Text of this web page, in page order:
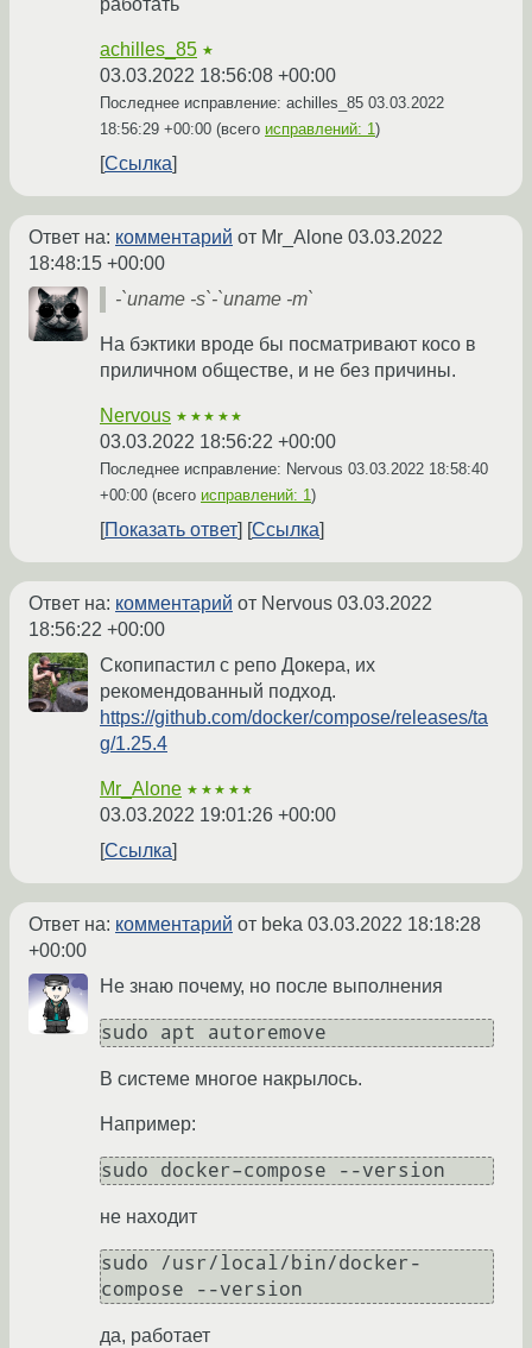
работать
achilles_85 ★
03.03.2022 18:56:08 +00:00
Последнее исправление: achilles_85 03.03.2022
18:56:29 +00:00 (всего исправлений: 1)
Ссылка
Ответ на: комментарий от Mr_Alone 03.03.2022
18:48:15 +00:00
-`uname -s`-`uname -m`
На бэктики вроде бы посматривают косо в
приличном обществе, и не без причины.
Nervous ★★★★★
03.03.2022 18:56:22 +00:00
Последнее исправление: Nervous 03.03.2022 18:58:40
+00:00 (всего исправлений: 1)
Показать ответ Ссылка
Ответ на: комментарий от Nervous 03.03.2022
18:56:22 +00:00
Скопипастил с репо Докера, их
рекомендованный подход.
https://github.com/docker/compose/releases/ta
g/1.25.4
Mr_Alone ★★★★★
03.03.2022 19:01:26 +00:00
Ссылка
Ответ на: комментарий от beka 03.03.2022 18:18:28
+00:00
Не знаю почему, но после выполнения
В системе многое накрылось.
Например:
не находит
sudo /usr/local/bin/docker-
да, работает